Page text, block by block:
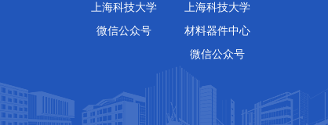
上海科技大学
微信公众号
上海科技大学
材料器件中心
微信公众号